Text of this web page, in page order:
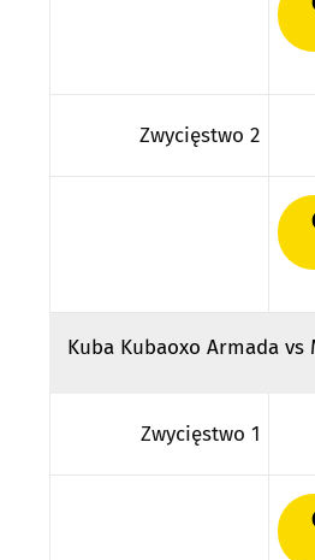
Zwycięstwo 2
Kuba Kubaoxo Armada vs
Zwycięstwo 1